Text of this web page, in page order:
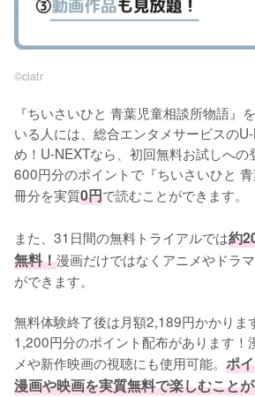
©︎ciatr
『ちいさいひと 青葉児童相談所物語』
いる人には、総合エンタメサービスの
め！U-NEXTなら、初回無料お試しへの
600円分のポイントで『ちいさいひと
冊分を実質0円で読むことができます。
また、31日間の無料トライアルでは約
無料！漫画だけではなくアニメやドラ
ができます。
無料体験終了後は月額2,189円かかりま
1,200円分のポイント配布があります！
メや新作映画の視聴にも使用可能。 ポ
漫画や映画を実質無料で楽しむこと